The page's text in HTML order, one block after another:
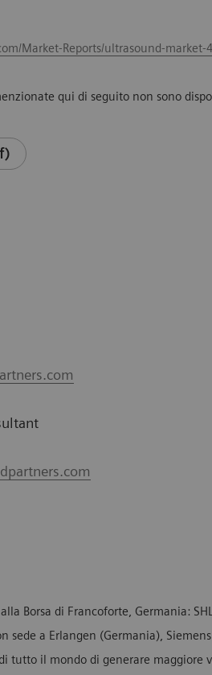
Market-Reports/ultrasound-
qui di seguito non sono
Borsa di Francoforte, Germania:
sede a Erlangen (Germania),
tutto il mondo di generare maggiore